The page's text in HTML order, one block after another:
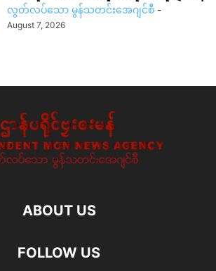
လွတ်လပ်သော မွန်သတင်းအေဂျင်စီ -
August 7, 2026
ABOUT US
FOLLOW US